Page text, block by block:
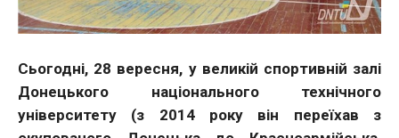
Сьогодні, 28 вересня, у великій спортивній залі
Донецького національного технічного
університету (з 2014 року він переїхав з